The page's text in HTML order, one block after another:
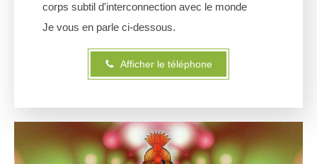
corps subtil d'interconnection avec le monde
Je vous en parle ci-dessous.
Afficher le téléphone